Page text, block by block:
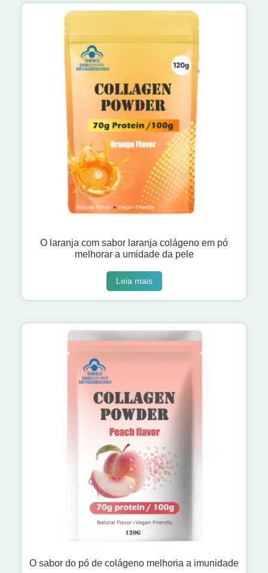
O laranja com sabor laranja colágeno em pó
melhorar a umidade da pele
Leia mais
O sabor do pó de colágeno melhoria a imunidade